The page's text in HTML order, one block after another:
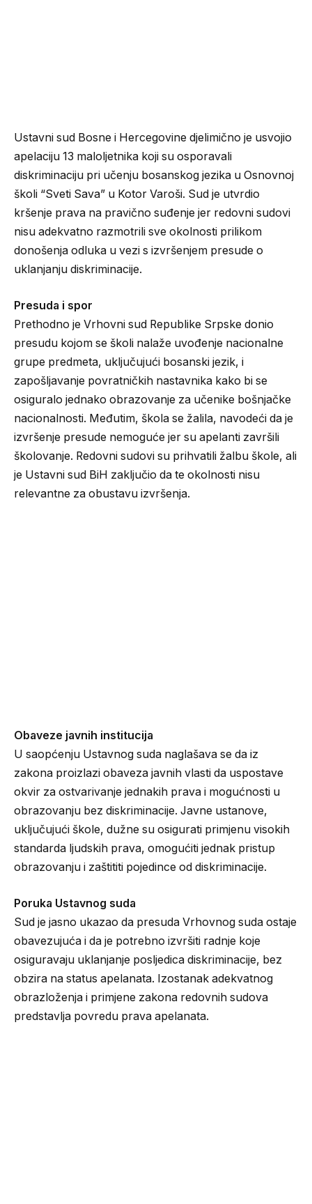
Ustavni sud Bosne i Hercegovine djelimično je usvojio
apelaciju 13 maloljetnika koji su osporavali
diskriminaciju pri učenju bosanskog jezika u Osnovnoj
školi “Sveti Sava” u Kotor Varoši. Sud je utvrdio
kršenje prava na pravično suđenje jer redovni sudovi
nisu adekvatno razmotrili sve okolnosti prilikom
donošenja odluka u vezi s izvršenjem presude o
uklanjanju diskriminacije.
Presuda i spor
Prethodno je Vrhovni sud Republike Srpske donio
presudu kojom se školi nalaže uvođenje nacionalne
grupe predmeta, uključujući bosanski jezik, i
zapošljavanje povratničkih nastavnika kako bi se
osiguralo jednako obrazovanje za učenike bošnjačke
nacionalnosti. Međutim, škola se žalila, navodeći da je
izvršenje presude nemoguće jer su apelanti završili
školovanje. Redovni sudovi su prihvatili žalbu škole, ali
je Ustavni sud BiH zaključio da te okolnosti nisu
relevantne za obustavu izvršenja.
Obaveze javnih institucija
U saopćenju Ustavnog suda naglašava se da iz
zakona proizlazi obaveza javnih vlasti da uspostave
okvir za ostvarivanje jednakih prava i mogućnosti u
obrazovanju bez diskriminacije. Javne ustanove,
uključujući škole, dužne su osigurati primjenu visokih
standarda ljudskih prava, omogućiti jednak pristup
obrazovanju i zaštititi pojedince od diskriminacije.
Poruka Ustavnog suda
Sud je jasno ukazao da presuda Vrhovnog suda ostaje
obavezujuća i da je potrebno izvršiti radnje koje
osiguravaju uklanjanje posljedica diskriminacije, bez
obzira na status apelanata. Izostanak adekvatnog
obrazloženja i primjene zakona redovnih sudova
predstavlja povredu prava apelanata.